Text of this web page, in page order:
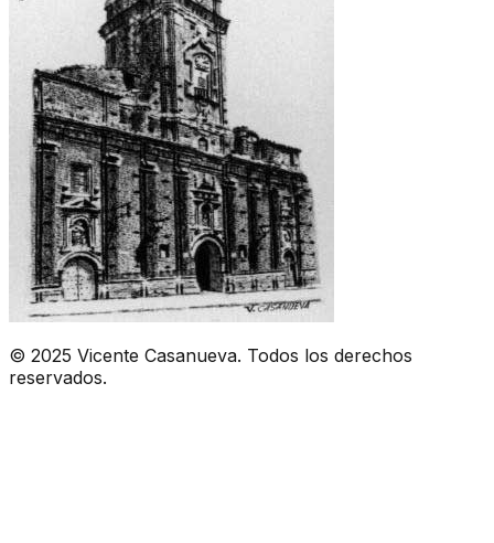
© 2025 Vicente Casanueva. Todos los derechos
reservados.